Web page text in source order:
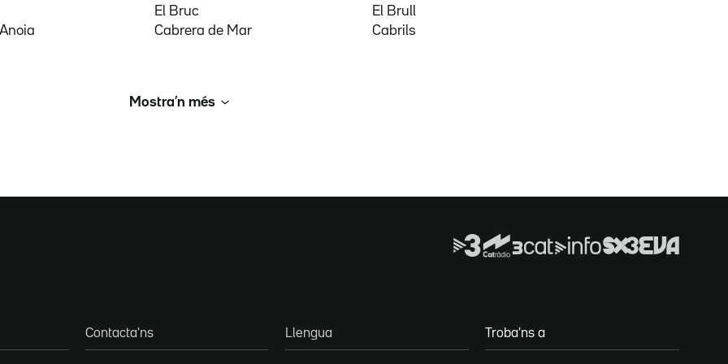
El Bruc
El Brull
Cabrera de Mar Cabrils
Mostra’n més
Contacta'ns Llengua Troba'ns a